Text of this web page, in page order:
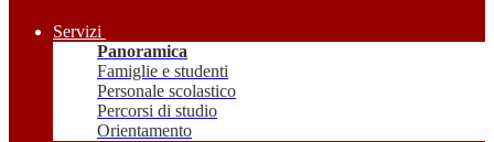
Servizi
Panoramica
Famiglie e studenti
Personale scolastico
Percorsi di studio
Orientamento